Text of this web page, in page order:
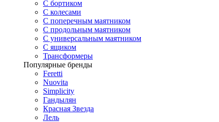
С бортиком
С колесами
С поперечным маятником
С продольным маятником
С универсальным маятником
С ящиком
Трансформеры
Популярные бренды
Feretti
Nuovita
Simplicity
Гандылян
Красная Звезда
Лель